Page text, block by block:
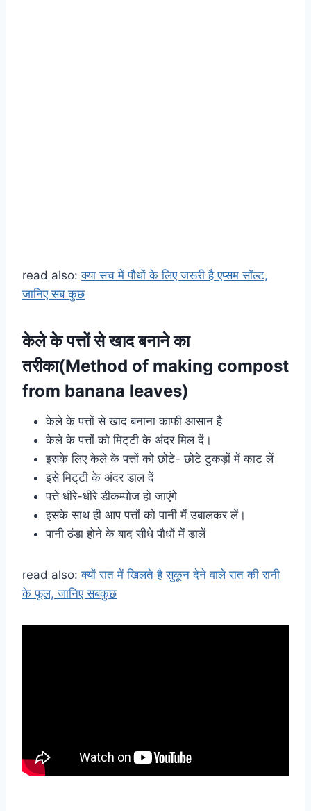
read also:क्या सच में पौधों के लिए जरूरी है एप्सम सॉल्ट,
जानिए सब कुछ
केले के पत्तों से खाद बनाने का
तरीका(Method of making compost
from banana leaves)
केले के पत्तों से खाद बनाना काफी आसान है
केले के पत्तों को मिट्‌टी के अंदर मिल दें।
इसके लिए केले के पत्तों को छोटे- छोटे टुकड़ों में काट लें
इसे मिट्‌टी के अंदर डाल दें
पत्ते धीरे-धीरे डीकम्पोज हो जाएंगे
इसके साथ ही आप पत्तों को पानी में उबालकर लें।
पानी ठंडा होने के बाद सीधे पौधों में डालें
read also:क्यों रात में खिलते है सुकून देने वाले रात की रानी
के फूल, जानिए सबकुछ